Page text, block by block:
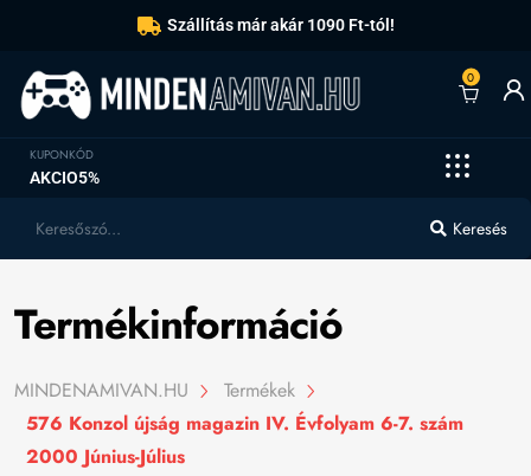
Szállítás már akár 1090 Ft-tól!
0
KUPONKÓD
AKCIO5%
Keresés
Termékinformáció
MINDENAMIVAN.HU
Termékek
576 Konzol újság magazin IV. Évfolyam 6-7. szám
2000 Június-Július